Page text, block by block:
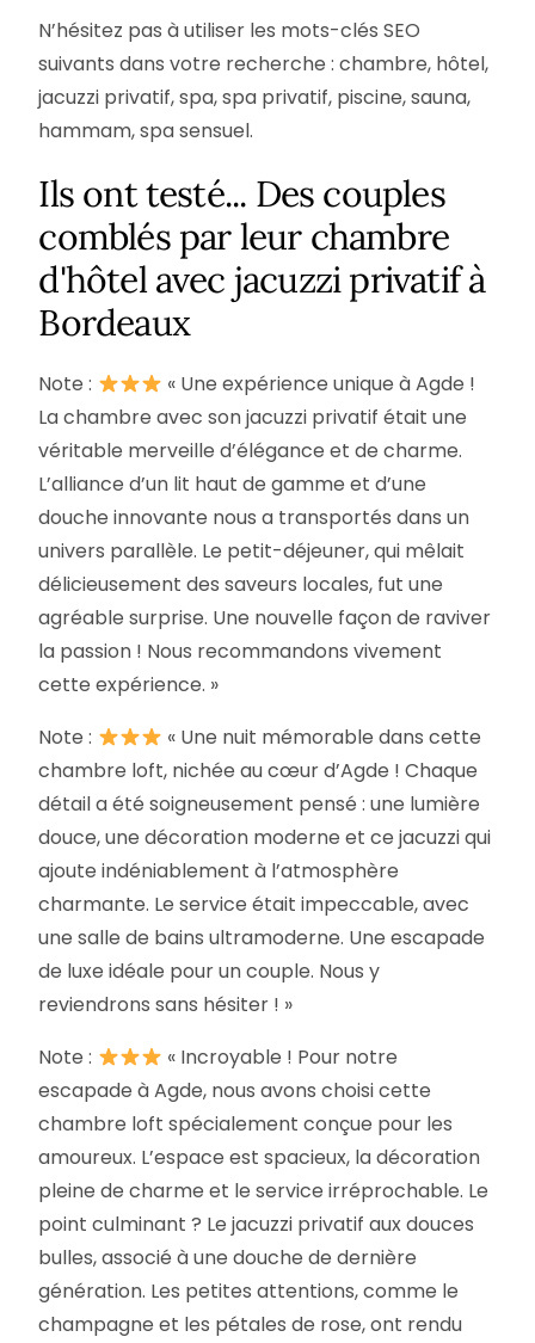
N’hésitez pas à utiliser les mots-clés SEO
suivants dans votre recherche : chambre, hôtel,
jacuzzi privatif, spa, spa privatif, piscine, sauna,
hammam, spa sensuel.
Ils ont testé... Des couples
comblés par leur chambre
d'hôtel avec jacuzzi privatif à
Bordeaux
Note :
« Une expérience unique à Agde !
La chambre avec son jacuzzi privatif était une
véritable merveille d’élégance et de charme.
L’alliance d’un lit haut de gamme et d’une
douche innovante nous a transportés dans un
univers parallèle. Le petit-déjeuner, qui mêlait
délicieusement des saveurs locales, fut une
agréable surprise. Une nouvelle façon de raviver
la passion ! Nous recommandons vivement
cette expérience. »
Note :
« Une nuit mémorable dans cette
chambre loft, nichée au cœur d’Agde ! Chaque
détail a été soigneusement pensé : une lumière
douce, une décoration moderne et ce jacuzzi qui
ajoute indéniablement à l’atmosphère
charmante. Le service était impeccable, avec
une salle de bains ultramoderne. Une escapade
de luxe idéale pour un couple. Nous y
reviendrons sans hésiter ! »
Note :
« Incroyable ! Pour notre
escapade à Agde, nous avons choisi cette
chambre loft spécialement conçue pour les
amoureux. L’espace est spacieux, la décoration
pleine de charme et le service irréprochable. Le
point culminant ? Le jacuzzi privatif aux douces
bulles, associé à une douche de dernière
génération. Les petites attentions, comme le
champagne et les pétales de rose, ont rendu